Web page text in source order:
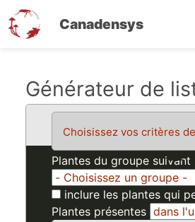
Canadensys
Générateur de
Choisissez vos critères
Plantes du groupe suivant
inclure les plantes qui
Plantes présentes